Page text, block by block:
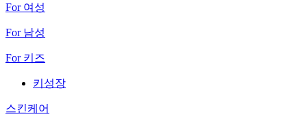
For 여성
For 남성
For 키즈
키성장
스킨케어